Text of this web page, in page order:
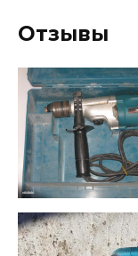
Отзывы